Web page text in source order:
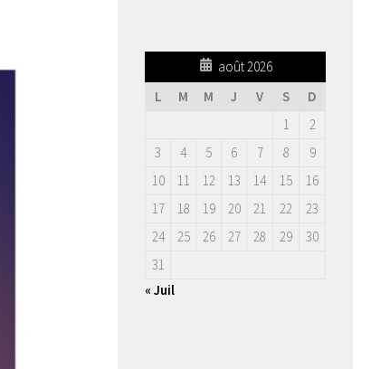
août 2026
L
M M J V S
D
1
2
3
4 5 6 7 8
9
10
11 12 13 14 15
16
17
18 19 20 21 22
23
24
25 26 27 28 29
30
31
« Juil